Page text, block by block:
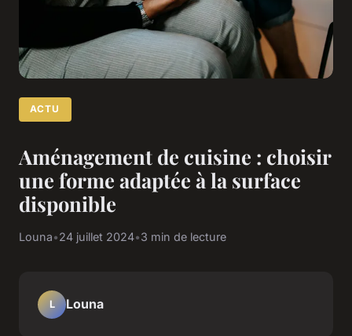
ACTU
Aménagement de cuisine : choisir
une forme adaptée à la surface
disponible
Louna•24 juillet 2024•3 min de lecture
L Louna